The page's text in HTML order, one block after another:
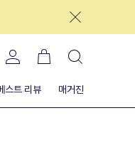
스트 리뷰 매거진